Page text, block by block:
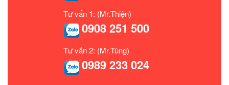
Tư vấn 1: (Mr.Thiện)
0908 251 500
Tư vấn 2: (Mr.Tùng)
0989 233 024